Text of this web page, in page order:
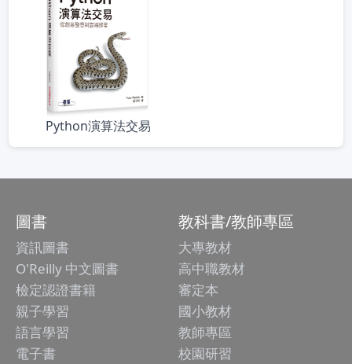
Python演算法交易
圖書
資訊圖書
O'Reilly 中文圖書
檢定認證書籍
親子學習
語言學習
電子書
教科書/教師專區
大專教材
高中職教材
審定本
國小教材
教師專區
校園研習